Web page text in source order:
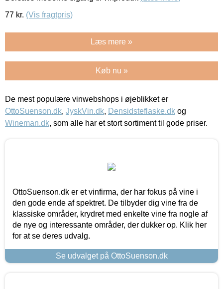
77 kr. (Vis fragtpris)
Læs mere »
Køb nu »
De mest populære vinwebshops i øjeblikket er
OttoSuenson.dk, JyskVin.dk, Densidsteflaske.dk og
Wineman.dk, som alle har et stort sortiment til gode priser.
OttoSuenson.dk er et vinfirma, der har fokus på vine i
den gode ende af spektret. De tilbyder dig vine fra de
klassiske områder, krydret med enkelte vine fra nogle af
de nye og interessante områder, der dukker op. Klik her
for at se deres udvalg.
Se udvalget på OttoSuenson.dk